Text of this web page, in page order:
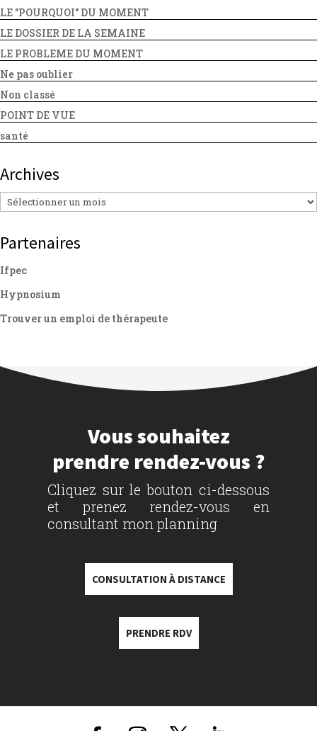
LE "POURQUOI" DU MOMENT
LE DOSSIER DE LA SEMAINE
LE PROBLEME DU MOMENT
Ne pas oublier
Non classé
POINT DE VUE
santé
Archives
Archives
Partenaires
Ifpec
Hypnosium
Trouver un emploi de thérapeute
Vous souhaitez
prendre rendez-vous ?
Cliquez sur le bouton ci-dessous
et prenez rendez-vous en
consultant mon planning
CONSULTATION À DISTANCE
PRENDRE RDV